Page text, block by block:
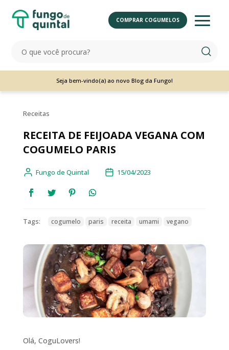
COMPRAR COGUMELOS
Seja bem-vindo(a) ao novo Blog da Fungo!
Receitas
RECEITA DE FEIJOADA VEGANA COM
COGUMELO PARIS
Fungo de Quintal 15/04/2023
Tags: cogumelo paris receita umami vegano
Olá, CoguLovers!